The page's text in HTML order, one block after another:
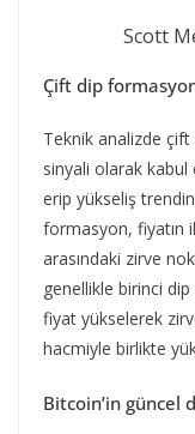
Scott
Çift dip
Teknik analizde
sinyali olarak kabul
erip yükseliş
formasyon, fiyatın
arasındaki zirve
genellikle birinci dip
fiyat yükselerek
hacmiyle birlikte
Bitcoin’in güncel